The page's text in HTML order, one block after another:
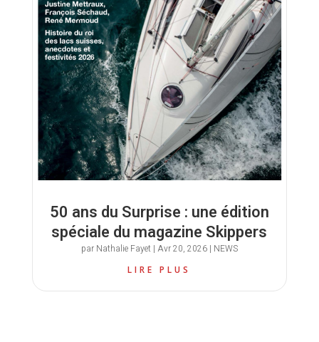
50 ans du Surprise : une édition
spéciale du magazine Skippers
par Nathalie Fayet| Avr 20, 2026| NEWS
LIRE PLUS